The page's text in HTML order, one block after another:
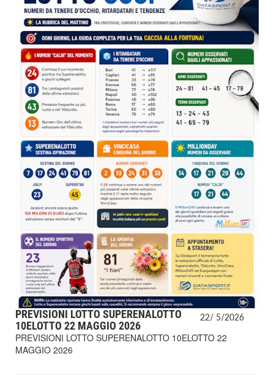
22/ 5/2026
PREVISIONI LOTTO SUPERENALOTTO
10ELOTTO 22 MAGGIO 2026
PREVISIONI LOTTO SUPERENALOTTO 10ELOTTO 22
MAGGIO 2026